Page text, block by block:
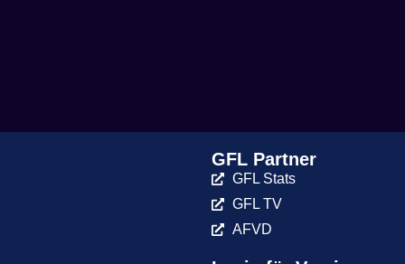
GFL Partner
GFL Stats
GFL TV
AFVD